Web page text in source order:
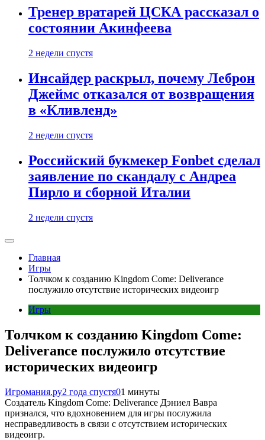
Тренер вратарей ЦСКА рассказал о
состоянии Акинфеева
2 недели спустя
Инсайдер раскрыл, почему Леброн
Джеймс отказался от возвращения
в «Кливленд»
2 недели спустя
Российский букмекер Fonbet сделал
заявление по скандалу с Андреа
Пирло и сборной Италии
2 недели спустя
Главная
Игры
Толчком к созданию Kingdom Come: Deliverance
послужило отсутствие исторических видеоигр
Игры
Толчком к созданию Kingdom Come:
Deliverance послужило отсутствие
исторических видеоигр
Игромания.ру2 года спустя01 минуты
Создатель Kingdom Come: Deliverance Дэниел Вавра
признался, что вдохновением для игры послужила
несправедливость в связи с отсутствием исторических
видеоигр.